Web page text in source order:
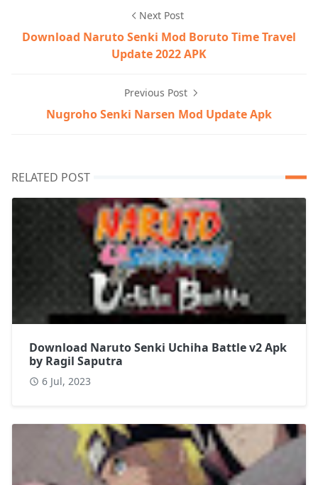
Next Post
Download Naruto Senki Mod Boruto Time Travel
Update 2022 APK
Previous Post
Nugroho Senki Narsen Mod Update Apk
RELATED POST
Download Naruto Senki Uchiha Battle v2 Apk
by Ragil Saputra
6 Jul, 2023